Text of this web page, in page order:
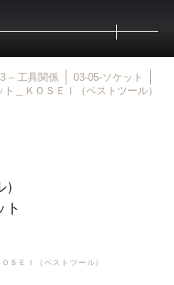
– 工具関係
03-05-ソケット
ト＿ＫＯＳＥＩ（ベストツール）
ト
ＳＥＩ（ベストツール）